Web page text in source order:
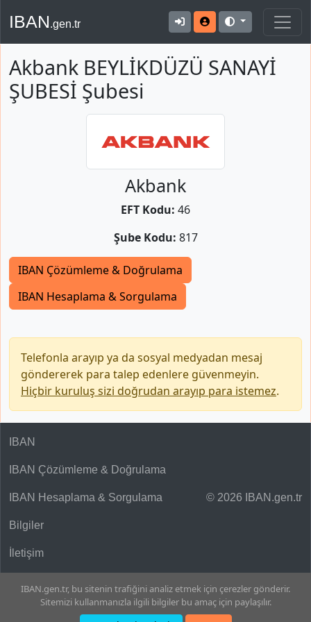
IBAN.gen.tr
Akbank BEYLİKDÜZÜ SANAYİ
ŞUBESİ Şubesi
Akbank
EFT Kodu: 46
Şube Kodu: 817
IBAN Çözümleme & Doğrulama
IBAN Hesaplama & Sorgulama
Telefonla arayıp ya da sosyal medyadan mesaj
göndererek para talep edenlere güvenmeyin.
Hiçbir kuruluş sizi doğrudan arayıp para istemez.
© 2026 IBAN.gen.tr
IBAN
IBAN Çözümleme & Doğrulama
IBAN Hesaplama & Sorgulama
Bilgiler
İletişim
IBAN.gen.tr, bu sitenin trafiğini analiz etmek için çerezler gönderir.
Sitemizi kullanmanızla ilgili bilgiler bu amaç için paylaşılır.